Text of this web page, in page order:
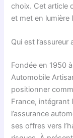
choix. Cet article
et met en lumière
Qui est l’assureur
Fondée en 1950
Automobile
positionner
France, intégrant
l’assurance
ses offres vers